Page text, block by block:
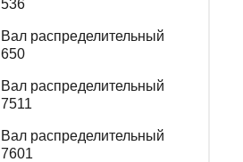
536
Вал распределительный
650
Вал распределительный
7511
Вал распределительный
7601